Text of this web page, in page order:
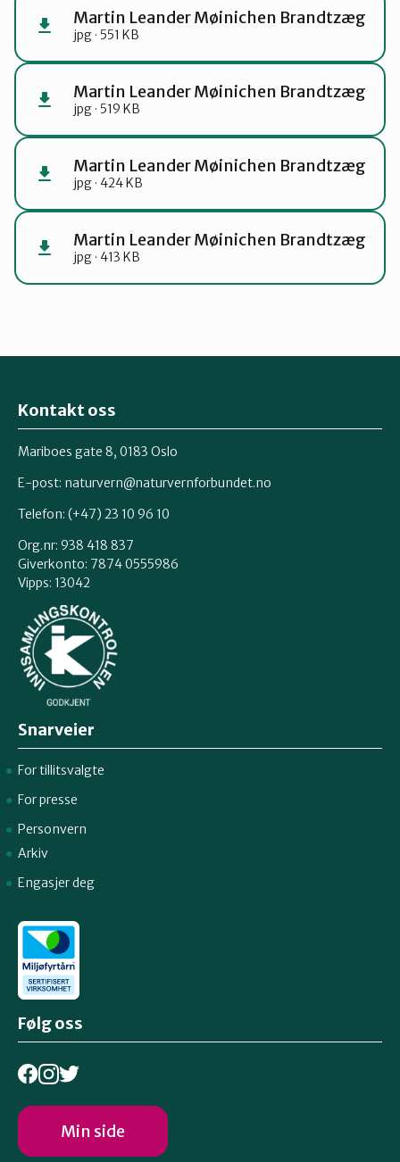
Martin Leander Møinichen Brandtzæg
jpg · 551 KB
Martin Leander Møinichen Brandtzæg
jpg · 519 KB
Martin Leander Møinichen Brandtzæg
jpg · 424 KB
Martin Leander Møinichen Brandtzæg
jpg · 413 KB
Kontakt oss
Mariboes gate 8, 0183 Oslo
E-post: naturvern@naturvernforbundet.no
Telefon: (+47) 23 10 96 10
Org.nr: 938 418 837
Giverkonto: 7874 0555986
Vipps: 13042
Snarveier
For tillitsvalgte
For presse
Personvern
Arkiv
Engasjer deg
Følg oss
Min side